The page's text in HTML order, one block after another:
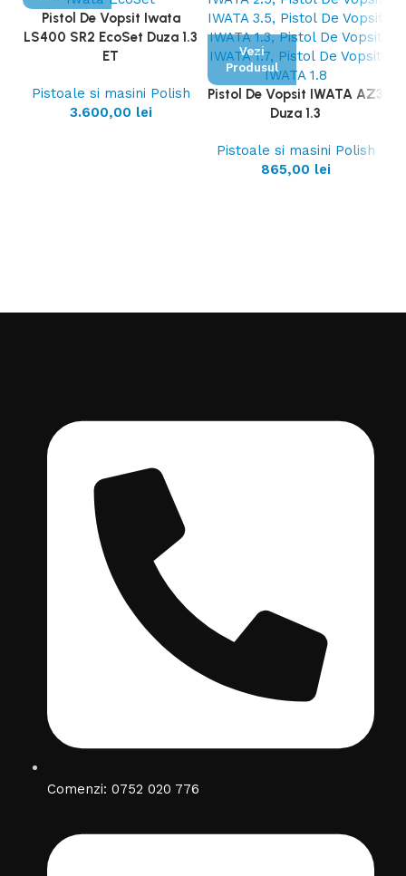
Pistol De Vopsit Iwata
LS400 SR2 EcoSet Duza 1.3
ET
Pistoale si masini Polish
3.600,00 lei
Vezi
Produsul
Pistol De Vopsit IWATA AZ3
Duza 1.3
Pistoale si masini Polish
865,00 lei
Comenzi: 0752 020 776